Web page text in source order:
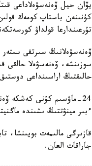
يۆان حيل ۆەنەسۋەلاداعى
كۇنىنەن باستاپ كومەك
تۇرعىندارعا قولداۋ
ۆەنەسۋەلانىڭ سىرتقى
سوزىنشە، ۆەنەسۋەلا
حالىقتىڭ اراسىنداعى
ءبىر مينۋتتىڭ ىشىندە ماگنيتۋداسى 7 دەن اساتىن ەكى قۋاتتى جەر
جاراقات العان.